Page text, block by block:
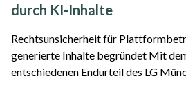
durch KI-Inhalte
Rechtsunsicherheit für
generierte Inhalte begründet Mit dem kürzlich
entschiedenen Endurteil des LG